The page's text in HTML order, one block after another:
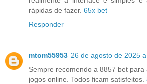
rápidas de fazer. 65x bet
Responder
mtom55953 26 de agosto de 2025
Sempre recomendo a 8857 bet
jogos online. Todos ficam satisfeitos.